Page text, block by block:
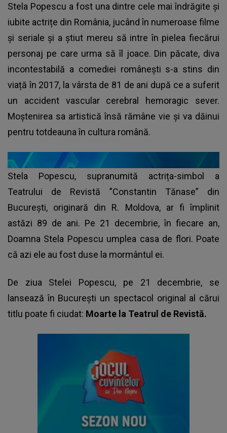
Stela Popescu a fost una dintre cele mai îndrăgite și
iubite actrițe din România, jucând în numeroase filme
și seriale și a știut mereu să intre în pielea fiecărui
personaj pe care urma să îl joace. Din păcate, diva
incontestabilă a comediei românești s-a stins din
viață în 2017, la vârsta de 81 de ani după ce a suferit
un accident vascular cerebral hemoragic sever.
Moștenirea sa artistică însă rămâne vie și va dăinui
pentru totdeauna în cultura română.
Stela Popescu, supranumită actrița-simbol a
Teatrului de Revistă ”Constantin Tănase” din
București, originară din R. Moldova, ar fi împlinit
astăzi 89 de ani. Pe 21 decembrie, în fiecare an,
Doamna Stela Popescu umplea casa de flori. Poate
că azi ele au fost duse la mormântul ei.
De ziua Stelei Popescu, pe 21 decembrie, se
lansează în Bucureşti un spectacol original al cărui
titlu poate fi ciudat: Moarte la Teatrul de Revistă.